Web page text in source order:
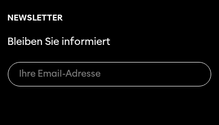
NEWSLETTER
Bleiben Sie informiert